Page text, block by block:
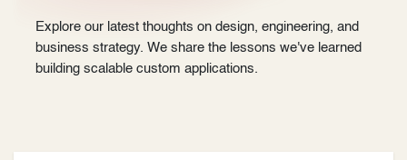
Explore our latest thoughts on design, engineering, and
business strategy. We share the lessons we've learned
building scalable custom applications.